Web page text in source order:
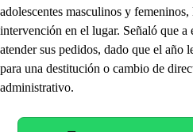
adolescentes masculinos y
intervención en el lugar. Señaló que a
atender sus pedidos, dado que el año
para una destitución o cambio de
administrativo.